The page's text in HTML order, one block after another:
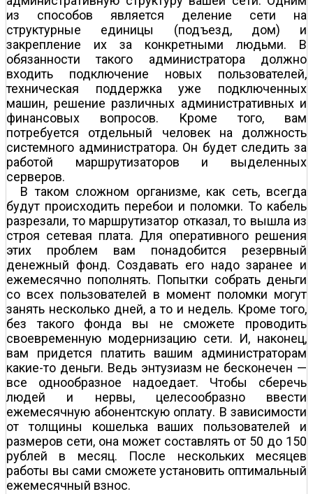
из способов является деление сети на
структурные единицы (подъезд, дом) и
закрепление их за конкретными людьми. В
обязанности такого администратора должно
входить подключение новых пользователей,
техническая поддержка уже подключенных
машин, решение различных административных и
финансовых вопросов. Кроме того, вам
потребуется отдельный человек на должность
системного администратора. Он будет следить за
работой маршрутизаторов и выделенных
серверов.
В таком сложном организме, как сеть, всегда
будут происходить перебои и поломки. То кабель
разрезали, то маршрутизатор отказал, то вышла из
строя сетевая плата. Для оперативного решения
этих проблем вам понадобится резервный
денежный фонд. Создавать его надо заранее и
ежемесячно пополнять. Попытки собрать деньги
со всех пользователей в момент поломки могут
занять несколько дней, а то и недель. Кроме того,
без такого фонда вы не сможете проводить
своевременную модернизацию сети. И, наконец,
вам придется платить вашим администраторам
какие-то деньги. Ведь энтузиазм не бесконечен —
все однообразное надоедает. Чтобы сберечь
людей и нервы, целесообразно ввести
ежемесячную абонентскую оплату. В зависимости
от толщины кошелька ваших пользователей и
размеров сети, она может составлять от 50 до 150
рублей в месяц. После нескольких месяцев
работы вы сами сможете установить оптимальный
ежемесячный взнос.